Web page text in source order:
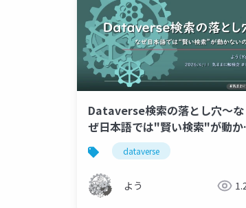
Dataverse検索の落とし穴～な
ぜ日本語では"賢い検索"が動か
いのか～dataverse
よう